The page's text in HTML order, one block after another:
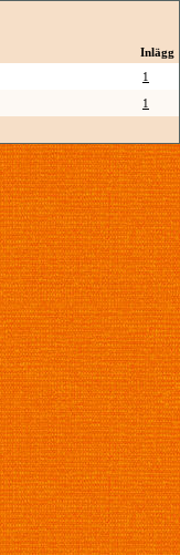
Inlägg
1
1